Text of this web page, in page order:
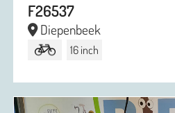
F26537
Diepenbeek
16 inch